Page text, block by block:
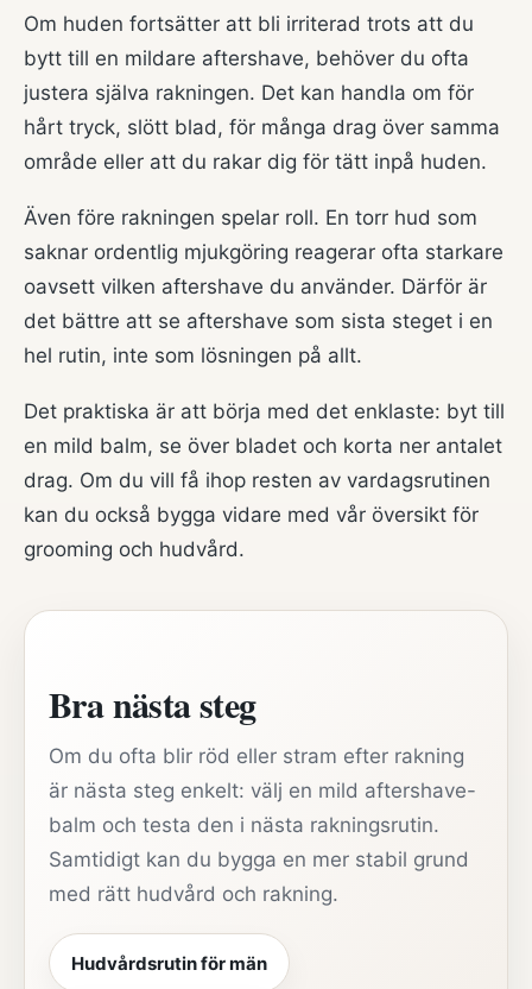
Om huden fortsätter att bli irriterad trots att du
bytt till en mildare aftershave, behöver du ofta
justera själva rakningen. Det kan handla om för
hårt tryck, slött blad, för många drag över samma
område eller att du rakar dig för tätt inpå huden.
Även före rakningen spelar roll. En torr hud som
saknar ordentlig mjukgöring reagerar ofta starkare
oavsett vilken aftershave du använder. Därför är
det bättre att se aftershave som sista steget i en
hel rutin, inte som lösningen på allt.
Det praktiska är att börja med det enklaste: byt till
en mild balm, se över bladet och korta ner antalet
drag. Om du vill få ihop resten av vardagsrutinen
kan du också bygga vidare med vår översikt för
grooming och hudvård.
Bra nästa steg
Om du ofta blir röd eller stram efter rakning
är nästa steg enkelt: välj en mild aftershave-
balm och testa den i nästa rakningsrutin.
Samtidigt kan du bygga en mer stabil grund
med rätt hudvård och rakning.
Hudvårdsrutin för män